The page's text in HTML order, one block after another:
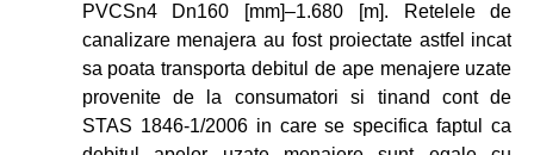
PVCSn4 Dn160 [mm]–1.680 [m]. Retelele de
canalizare menajera au fost proiectate astfel incat
sa poata transporta debitul de ape menajere uzate
provenite de la consumatori si tinand cont de
STAS 1846-1/2006 in care se specifica faptul ca